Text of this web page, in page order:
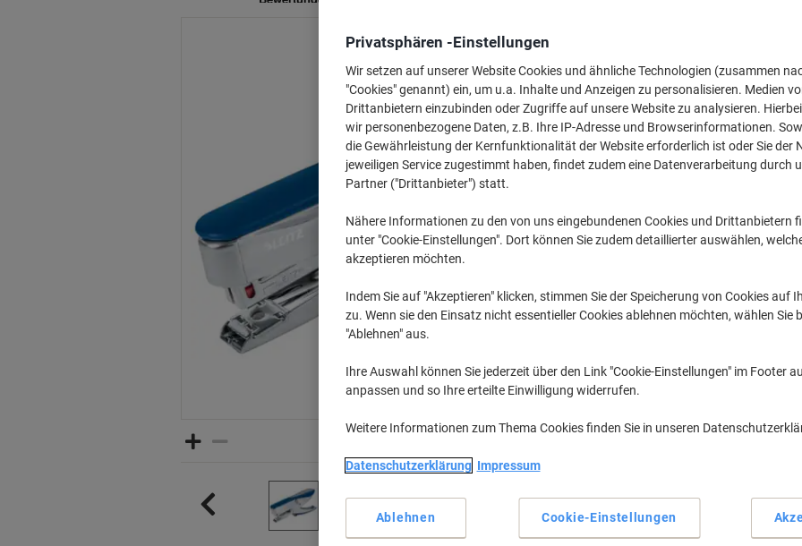
17,48 € inkl. USt
Menge exkl. USt
1Stück 16,99 €
3+ Stück 14,69 € -13%
Vor 17:00 Uhr
Menge
Lieferinformationen
Haupteigenschaften
Flachheftung spart Platz
Mehr anzeigen
Privatsphären -Einstellungen
Wir setzen auf unserer Website Cookies und ähnliche Technologien (zusammen
"Cookies" genannt) ein, um u.a. Inhalte und Anzeigen zu personalisieren. Medien
Drittanbietern einzubinden oder Zugriffe auf unsere Website zu analysieren.
wir personenbezogene Daten, z.B. Ihre IP-Adresse und Browserinformationen.
die Gewährleistung der Kernfunktionalität der Website erforderlich ist oder Sie der
jeweiligen Service zugestimmt haben, findet zudem eine Datenverarbeitung durch
Partner ("Drittanbieter") statt.
Nähere Informationen zu den von uns eingebundenen Cookies und Drittanbietern
unter "Cookie-Einstellungen". Dort können Sie zudem detaillierter auswählen,
akzeptieren möchten.
Indem Sie auf "Akzeptieren" klicken, stimmen Sie der Speicherung von Cookies auf
zu. Wenn sie den Einsatz nicht essentieller Cookies ablehnen möchten, wählen Sie
"Ablehnen" aus.
Ihre Auswahl können Sie jederzeit über den Link "Cookie-Einstellungen" im Footer
anpassen und so Ihre erteilte Einwilligung widerrufen.
Weitere Informationen zum Thema Cookies finden Sie in unseren
Datenschutzerklärung Impressum
Cookie-Einstellungen
Ablehnen